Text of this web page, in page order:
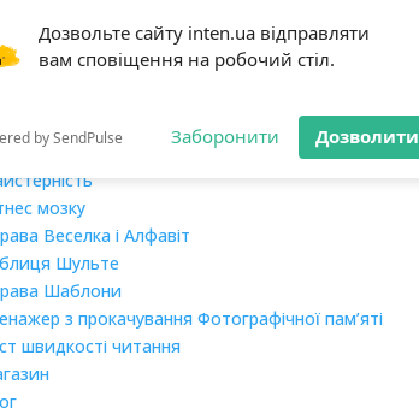
Дозвольте сайту inten.ua відправляти
вам сповіщення на робочий стіл.
by SendPulse Заборонити Дозволити
нас
пам’яті
мозку
Веселка і Алфавіт
Шульте
Шаблони
з прокачування Фотографічної пам’яті
швидкості читання